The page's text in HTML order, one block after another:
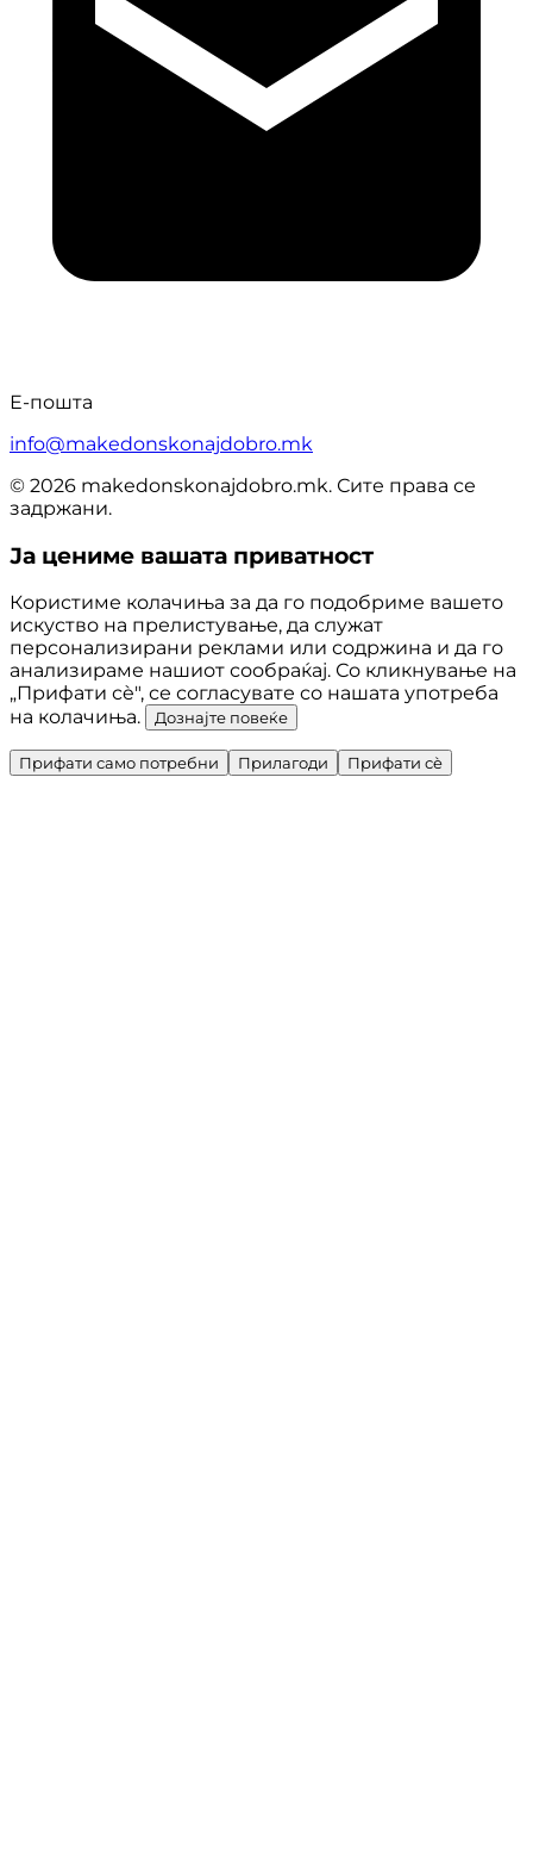
Е-пошта
info@makedonskonajdobro.mk
© 2026 makedonskonajdobro.mk. Сите права се
задржани.
Ја цениме вашата приватност
Користиме колачиња за да го подобриме вашето
искуство на прелистување, да служат
персонализирани реклами или содржина и да го
анализираме нашиот сообраќај. Со кликнување на
„Прифати сè", се согласувате со нашата употреба
на колачиња.
Дознајте повеќе
Прифати само потребни Прилагоди Прифати сè